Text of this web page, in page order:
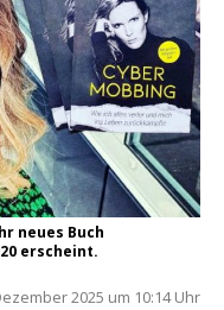
neues Buch
erscheint.
2025 um 10:14 Uhr